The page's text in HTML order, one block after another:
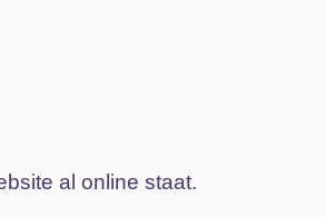
al online staat.